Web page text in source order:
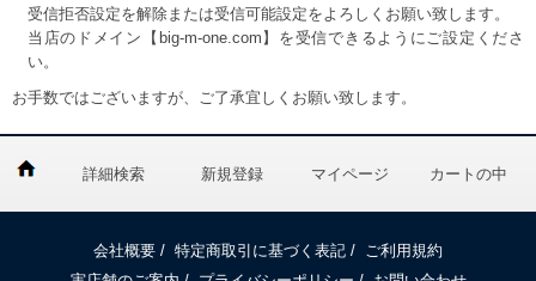
受信拒否設定を解除または受信可能設定をよろしくお願い致します。
当店のドメイン【big-m-one.com】を受信できるようにご設定くださ
い。
お手数ではございますが、ご了承宜しくお願い致します。
詳細検索 新規登録 マイページ カートの中
会社概要 / 特定商取引に基づく表記 /
ご利用規約